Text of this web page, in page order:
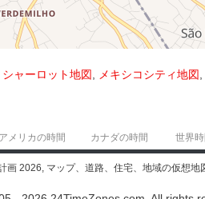
シャーロット地図 メキシコシティ地図
アメリカの時間 カナダの時間 世界
2026, マップ、道路、住宅、地域の仮想地